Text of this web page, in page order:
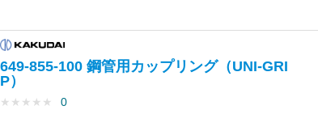
649-855-100 鋼管用カップリング（UNI-GRI
P）
★ ★ ★ ★ ★ 0